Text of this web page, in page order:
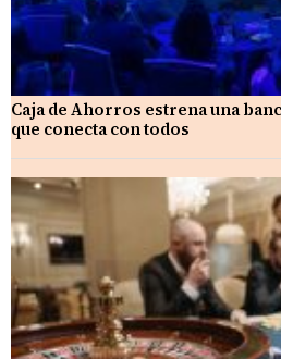
Caja de Ahorros estrena una
que conecta con todos